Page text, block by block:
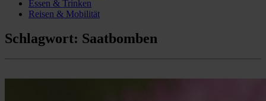
Essen & Trinken
Reisen & Mobilität
Schlagwort: Saatbomben